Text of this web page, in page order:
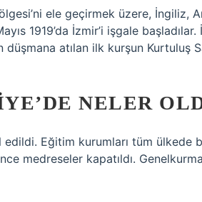
ele geçirmek üzere, İngiliz,
1919’da İzmir’i işgale
atılan ilk kurşun Kurtuluş
NELER
Eğitim kurumları tüm ülkede
medreseler kapatıldı.